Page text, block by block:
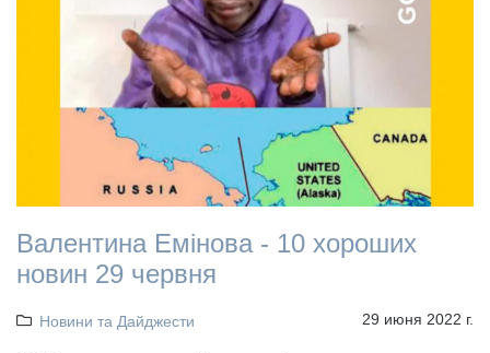
Валентина Емінова - 10 хороших
новин 29 червня
Новини та Дайджести 29 июня 2022 г.